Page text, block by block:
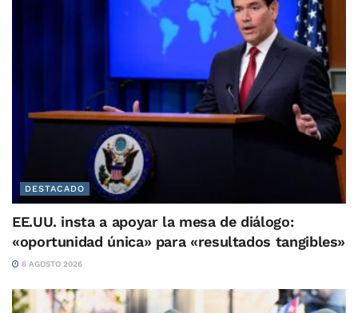
DESTACADO
EE.UU. insta a apoyar la mesa de diálogo:
«oportunidad única» para «resultados tangibles»
6 AGOSTO 2026